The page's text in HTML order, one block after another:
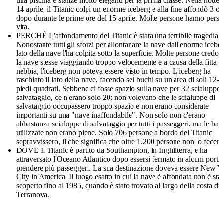
14 aprile, il Titanic colpì un enorme iceberg e alla fine affondò 3
dopo durante le prime ore del 15 aprile. Molte persone hanno
vita.
PERCHÉ L'affondamento del Titanic è stata una terribile
Nonostante tutti gli sforzi per allontanare la nave dall'enorme
lato della nave l'ha colpita sotto la superficie. Molte persone
la nave stesse viaggiando troppo velocemente e a causa della fitta
nebbia, l'iceberg non poteva essere visto in tempo. L'iceberg ha
raschiato il lato della nave, facendo sei buchi su un'area di soli
piedi quadrati. Sebbene ci fosse spazio sulla nave per 32
salvataggio, ce n'erano solo 20; non volevano che le scialuppe di
salvataggio occupassero troppo spazio e non erano considerate
importanti su una "nave inaffondabile". Non solo non c'erano
abbastanza scialuppe di salvataggio per tutti i passeggeri, ma le
utilizzate non erano piene. Solo 706 persone a bordo del Titanic
sopravvissero, il che significa che oltre 1.200 persone non lo
DOVE Il Titanic è partito da Southampton, in Inghilterra, e ha
attraversato l'Oceano Atlantico dopo essersi fermato in alcuni
prendere più passeggeri. La sua destinazione doveva essere New
City in America. Il luogo esatto in cui la nave è affondata non è
scoperto fino al 1985, quando è stato trovato al largo della costa
Terranova.